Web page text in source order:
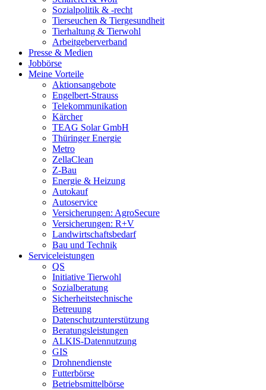
Sozialpolitik & -recht
Tierseuchen & Tiergesundheit
Tierhaltung & Tierwohl
Arbeitgeberverband
Presse & Medien
Jobbörse
Meine Vorteile
Aktionsangebote
Engelbert-Strauss
Telekommunikation
Kärcher
TEAG Solar GmbH
Thüringer Energie
Metro
ZellaClean
Z-Bau
Energie & Heizung
Autokauf
Autoservice
Versicherungen: AgroSecure
Versicherungen: R+V
Landwirtschaftsbedarf
Bau und Technik
Service­­leistungen
QS
Initiative Tierwohl
Sozialberatung
Sicherheitstechnische
Betreuung
Datenschutzunterstützung
Beratungsleistungen
ALKIS-Datennutzung
GIS
Drohnendienste
Futterbörse
Betriebsmittelbörse